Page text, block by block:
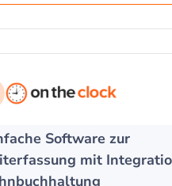
Software zur
mit